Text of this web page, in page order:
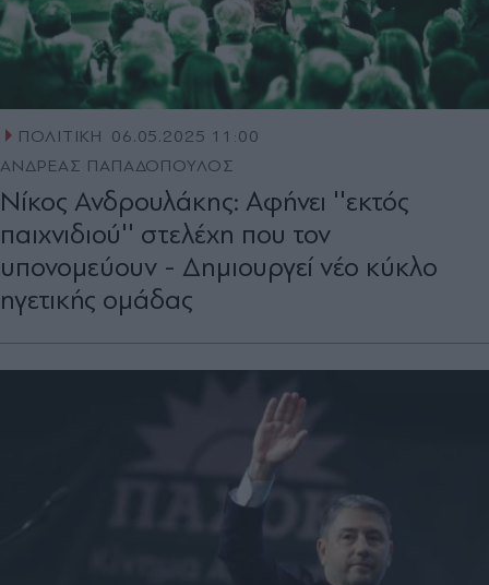
ΠΟΛΙΤΙΚΗ
06.05.2025 11:00
ΑΝΔΡΕΑΣ ΠΑΠΑΔΟΠΟΥΛΟΣ
Νίκος Ανδρουλάκης: Aφήνει ''εκτός
παιχνιδιού'' στελέχη που τον
υπονομεύουν - Δημιουργεί νέο κύκλο
ηγετικής ομάδας